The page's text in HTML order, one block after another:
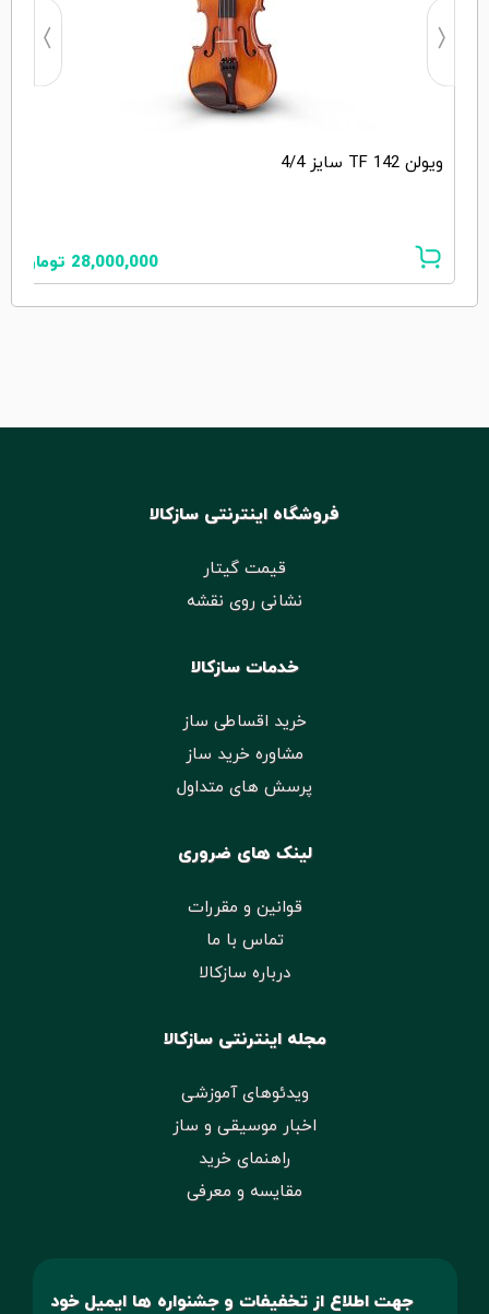
ویولن TF 142 سایز 4/4
28,000,000 تومان
فروشگاه اینترنتی سازکالا
قیمت گیتار
نشانی روی نقشه
خدمات سازکالا
خرید اقساطی ساز
مشاوره خرید ساز
پرسش های متداول
لینک های ضروری
قوانین و مقررات
تماس با ما
درباره سازکالا
مجله اینترنتی سازکالا
ویدئوهای آموزشی
اخبار موسیقی و ساز
راهنمای خرید
مقایسه و معرفی
جهت اطلاع از تخفیفات و جشنواره ها ایمیل خود